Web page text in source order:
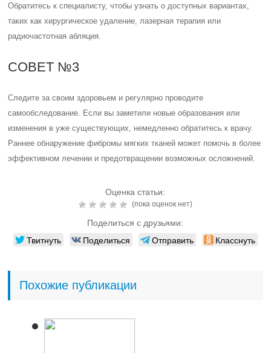
Обратитесь к специалисту, чтобы узнать о доступных вариантах,
таких как хирургическое удаление, лазерная терапия или
радиочастотная абляция.
СОВЕТ №3
Следите за своим здоровьем и регулярно проводите
самообследование. Если вы заметили новые образования или
изменения в уже существующих, немедленно обратитесь к врачу.
Раннее обнаружение фибромы мягких тканей может помочь в более
эффективном лечении и предотвращении возможных осложнений.
Оценка статьи:
(пока оценок нет)
Поделиться с друзьями:
Твитнуть Поделиться Отправить Класснуть
Похожие публикации